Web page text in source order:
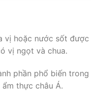
vị hoặc nước sốt
vị ngọt và chua.
phần phổ biến trong
thực châu Á.